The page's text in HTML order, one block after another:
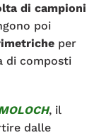
di campioni
poi
per
di composti
, il
dalle